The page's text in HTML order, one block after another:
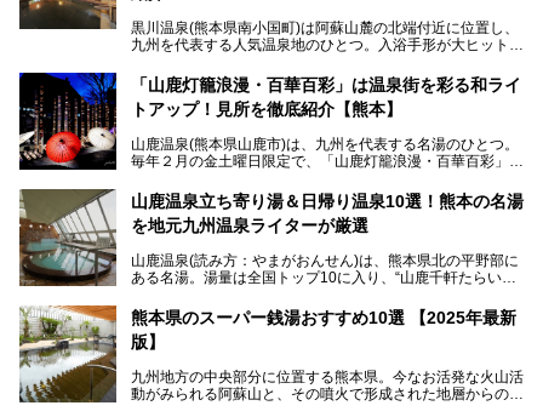
黒川温泉(熊本県南小国町)は阿蘇山麓の北端付近に位置し、
九州を代表する人気温泉地のひとつ。入浴手形が大ヒット
す。
中でも「耕きち(こうきち)の湯」は露天風呂を持たないもの
り一度廃業しましたが、2024年10月に営業再開。数多くの
温泉ファンに注目される名湯です。
今回は再開した耕きちの湯を訪問し、全浴室(男女別大浴
「山鹿灯籠浪漫・百華百彩」は温泉街を彩る和ライ
トアップ！見所を徹底紹介【熊本】
山鹿温泉(熊本県山鹿市)は、九州を代表する名湯のひとつ。
毎年２月の金土曜日限定で、「山鹿灯籠浪漫・百華百彩」
ます。和傘や竹、ろうそくなどを用いて、和情緒たっぷりの
ライトアップが無料で楽しめます。
日、の合計8日間開催。今回は地元九州在住の筆者が、その
見所を徹底紹介。併せて、その他イベントや立ち寄り湯も併
山鹿温泉立ち寄り湯＆日帰り温泉10選！熊本の名湯
を地元九州温泉ライターが厳選
山鹿温泉(読み方：やまがおんせん)は、熊本県北の平野部に
ある名湯。湯量は全国トップ10に入り、“山鹿千軒たらいな
泉質であり、お湯の良さにも定評があります。
今回は地元九州の温泉ライターの私が実際に入浴した中か
設・家族風呂の3パターンに分類し、合計10施設を厳選して
ご紹介。ぜひ、湯めぐりの参考にして下さいね！
熊本県のスーパー銭湯おすすめ10選 【2025年最新
版】
九州地方の中央部分に位置する熊本県。今なお活発な火山活
動がみられる阿蘇山と、その噴火で形成された地層からの湧